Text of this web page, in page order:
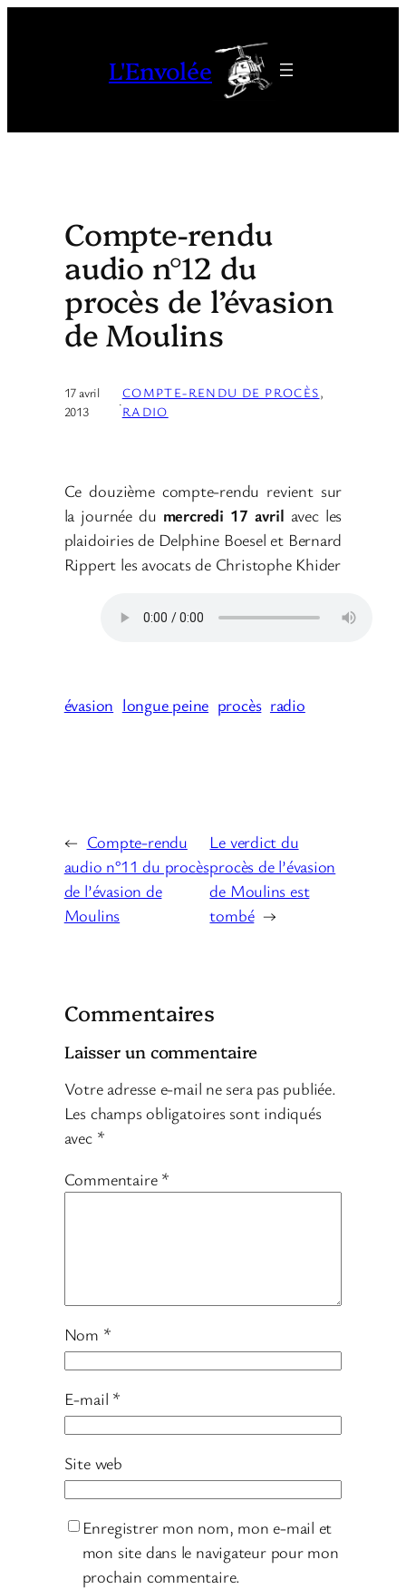
L'Envolée
Compte-rendu
audio n°12 du
procès de l’évasion
de Moulins
17 avril
2013
·
COMPTE-RENDU DE PROCÈS
RADIO
Ce douzième compte-rendu revient sur
la journée du mercredi 17 avril avec les
plaidoiries de Delphine Boesel et Bernard
Rippert les avocats de Christophe Khider
évasion longue peine procès radio
← Compte-rendu
audio n°11 du procès
de l’évasion de
Moulins
Le verdict du
procès de l’évasion
de Moulins est
tombé →
Commentaires
Laisser un commentaire
Votre adresse e-mail ne sera pas publiée.
Les champs obligatoires sont indiqués
avec *
Commentaire *
Nom *
E-mail *
Site web
Enregistrer mon nom, mon e-mail et
mon site dans le navigateur pour mon
prochain commentaire.